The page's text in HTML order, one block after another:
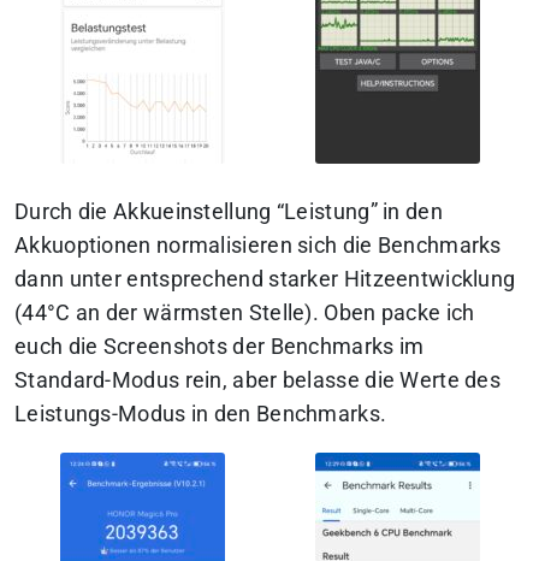
Durch die Akkueinstellung “Leistung” in den
Akkuoptionen normalisieren sich die Benchmarks
dann unter entsprechend starker Hitzeentwicklung
(44°C an der wärmsten Stelle). Oben packe ich
euch die Screenshots der Benchmarks im
Standard-Modus rein, aber belasse die Werte des
Leistungs-Modus in den Benchmarks.